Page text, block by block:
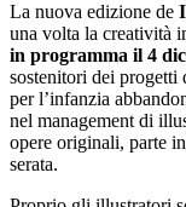
La nuova edizione de
una volta la creatività
in programma il 4
sostenitori dei
per l’infanzia
nel management di
opere originali, parte
serata.